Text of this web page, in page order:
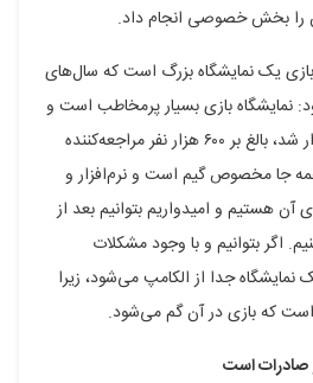
را بخش خصوصی انجام داد.
بازی یک نمایشگاه بزرگ است که سال‌های
شد، افزود: نمایشگاه بازی بسیار پرمخاطب است و
سال ۱۳۹۲ که در مصلی برگزار شد، بالغ بر ۶۰۰ هزار نفر مراجعه‌کننده
جا مخصوص گیم است و نرم‌افزار و
آن هستیم و امیدواریم بتوانیم بعد از
اگر بتوانیم و با وجود مشکلات
نمایشگاه جدا از الکامپ می‌شود، زیرا
که بازی در آن گم می‌شود.
است